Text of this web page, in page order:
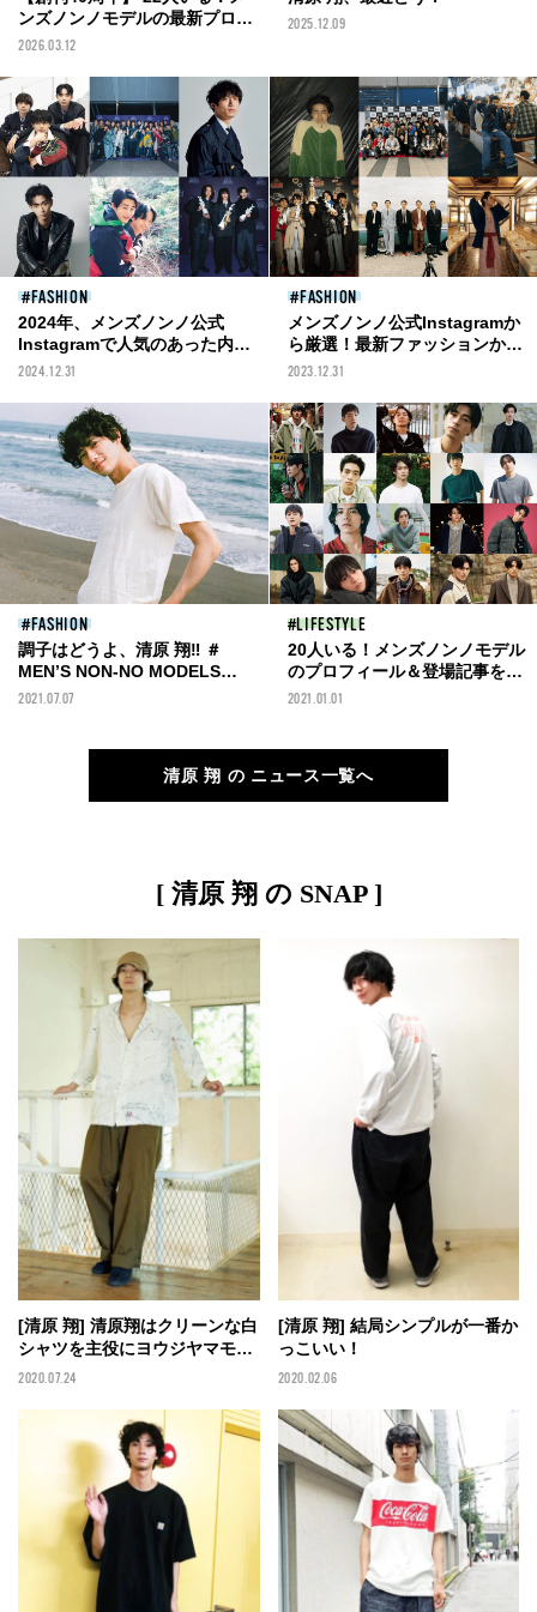
ンズノンノモデルの最新プロフ
ィール＆登場記事を一覧でチェ
2026.03.12
2025.12.09
FASHION
2024年、メンズノンノ公式
Instagramで人気のあった内容
は？最新ファッション&ビュー
で。いいねやコメントを集めた
投稿を一挙紹介！
2024.12.31
FASHION
メンズノンノ公式Instagramか
ら厳選！最新ファッションから
モデルの私生活まで。2023年の
2023.12.31
FASHION
調子はどうよ、清原 翔‼︎ ＃
MEN’S NON-NO MODELS
2021
2021.07.07
LIFESTYLE
20人いる！メンズノンノモデル
のプロフィール＆登場記事を一
気見せ
2021.01.01
清原 翔 の ニュース一覧へ
[ 清原 翔 の SNAP ]
[清原 翔] 清原翔はクリーンな白
シャツを主役にヨウジヤマモト
のパンツで男らしさをプラス！
2020.07.24
[清原 翔] 結局シンプルが一番か
っこいい！
2020.02.06